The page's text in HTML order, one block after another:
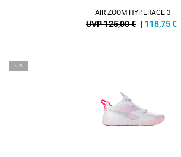
AIR ZOOM HYPERACE 3
UVP 125,00 € | 118,75€
-5%